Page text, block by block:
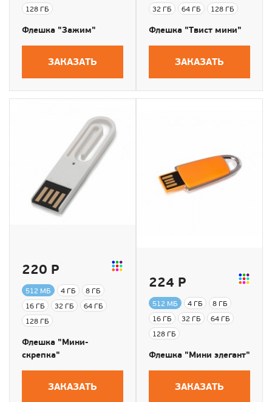
128 ГБ
Флешка "Зажим"
ЗАКАЗАТЬ
32 ГБ
64 ГБ 128 ГБ
Флешка "Твист мини"
ЗАКАЗАТЬ
220 Р
512 МБ 4 ГБ
8 ГБ
16 ГБ
32 ГБ
64 ГБ
128 ГБ
Флешка "Мини-
скрепка"
ЗАКАЗАТЬ
224 Р
512 МБ 4 ГБ
8 ГБ
16 ГБ
32 ГБ
64 ГБ
128 ГБ
Флешка "Мини элегант"
ЗАКАЗАТЬ